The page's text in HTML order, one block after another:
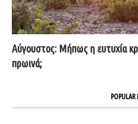
Αύγουστος: Μήπως η ευτυχία
πρωινά;
POPULAR